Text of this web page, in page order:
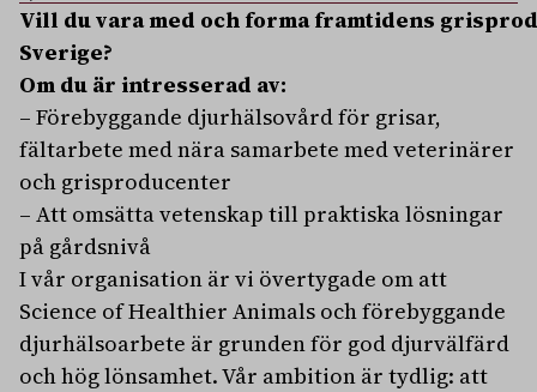
Vill du vara med och forma framtidens
Sverige?
Om du är intresserad av:
– Förebyggande djurhälsovård för grisar,
fältarbete med nära samarbete med veterinärer
och grisproducenter
– Att omsätta vetenskap till praktiska lösningar
på gårdsnivå
I vår organisation är vi övertygade om att
Science of Healthier Animals och förebyggande
djurhälsoarbete är grunden för god djurvälfärd
och hög lönsamhet. Vår ambition är tydlig: att